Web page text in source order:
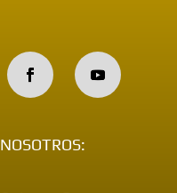
NOSOTROS: